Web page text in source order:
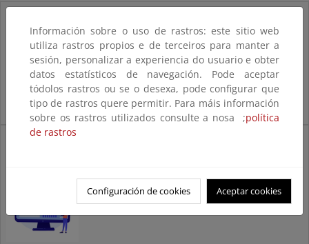
energéticos (ESE)
Contrato de rendimiento
Información sobre o uso de rastros: este sitio web
utiliza rastros propios e de terceiros para manter a
sesión, personalizar a experiencia do usuario e obter
datos estatísticos de navegación. Pode aceptar
tódolos rastros ou se o desexa, pode configurar que
tipo de rastros quere permitir. Para máis información
sobre os rastros utilizados consulte a nosa ;política
de rastros
Configuración de cookies Aceptar cookies